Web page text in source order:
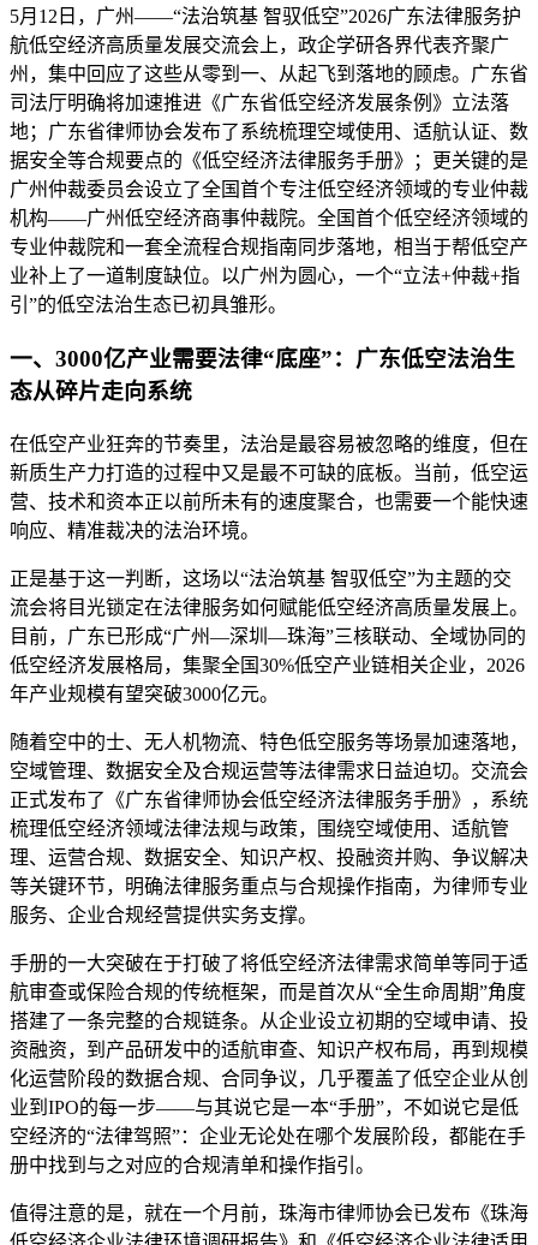
5月12日，广州——“法治筑基 智驭低空”2026广东法律服务护
航低空经济高质量发展交流会上，政企学研各界代表齐聚广
州，集中回应了这些从零到一、从起飞到落地的顾虑。广东省
司法厅明确将加速推进《广东省低空经济发展条例》立法落
地；广东省律师协会发布了系统梳理空域使用、适航认证、数
据安全等合规要点的《低空经济法律服务手册》；更关键的是
广州仲裁委员会设立了全国首个专注低空经济领域的专业仲裁
机构——广州低空经济商事仲裁院。全国首个低空经济领域的
专业仲裁院和一套全流程合规指南同步落地，相当于帮低空产
业补上了一道制度缺位。以广州为圆心，一个“立法+仲裁+指
引”的低空法治生态已初具雏形。
一、3000亿产业需要法律“底座”：广东低空法治生
态从碎片走向系统
在低空产业狂奔的节奏里，法治是最容易被忽略的维度，但在
新质生产力打造的过程中又是最不可缺的底板。当前，低空运
营、技术和资本正以前所未有的速度聚合，也需要一个能快速
响应、精准裁决的法治环境。
正是基于这一判断，这场以“法治筑基 智驭低空”为主题的交
流会将目光锁定在法律服务如何赋能低空经济高质量发展上。
目前，广东已形成“广州—深圳—珠海”三核联动、全域协同的
低空经济发展格局，集聚全国30%低空产业链相关企业，2026
年产业规模有望突破3000亿元。
随着空中的士、无人机物流、特色低空服务等场景加速落地，
空域管理、数据安全及合规运营等法律需求日益迫切。交流会
正式发布了《广东省律师协会低空经济法律服务手册》，系统
梳理低空经济领域法律法规与政策，围绕空域使用、适航管
理、运营合规、数据安全、知识产权、投融资并购、争议解决
等关键环节，明确法律服务重点与合规操作指南，为律师专业
服务、企业合规经营提供实务支撑。
手册的一大突破在于打破了将低空经济法律需求简单等同于适
航审查或保险合规的传统框架，而是首次从“全生命周期”角度
搭建了一条完整的合规链条。从企业设立初期的空域申请、投
资融资，到产品研发中的适航审查、知识产权布局，再到规模
化运营阶段的数据合规、合同争议，几乎覆盖了低空企业从创
业到IPO的每一步——与其说它是一本“手册”，不如说它是低
空经济的“法律驾照”：企业无论处在哪个发展阶段，都能在手
册中找到与之对应的合规清单和操作指引。
值得注意的是，就在一个月前，珠海市律师协会已发布《珠海